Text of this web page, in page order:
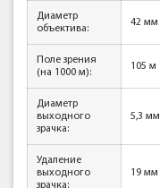
Диаметр
объектива:
42 мм
Поле зрения
(на 1000 м):
105 м
Диаметр
выходного
зрачка:
5,3 мм
Удаление
выходного
зрачка:
19 мм